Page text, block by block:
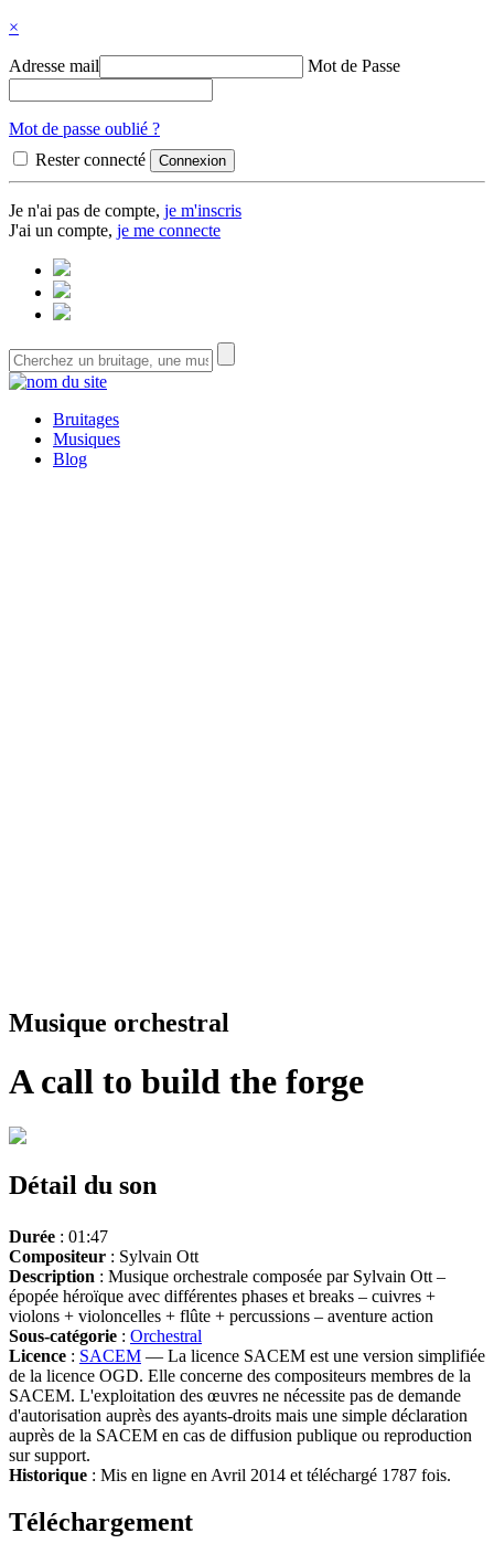
×
Adresse mail Mot de Passe
Mot de passe oublié ?
Rester connecté
Je n'ai pas de compte, je m'inscris
J'ai un compte, je me connecte
Bruitages
Musiques
Blog
Musique orchestral
A call to build the forge
Détail du son
Durée : 01:47
Compositeur : Sylvain Ott
Description : Musique orchestrale composée par Sylvain Ott –
épopée héroïque avec différentes phases et breaks – cuivres +
violons + violoncelles + flûte + percussions – aventure action
Sous-catégorie : Orchestral
Licence : SACEM — La licence SACEM est une version simplifiée
de la licence OGD. Elle concerne des compositeurs membres de la
SACEM. L'exploitation des œuvres ne nécessite pas de demande
d'autorisation auprès des ayants-droits mais une simple déclaration
auprès de la SACEM en cas de diffusion publique ou reproduction
sur support.
Historique : Mis en ligne en Avril 2014 et téléchargé 1787 fois.
Téléchargement